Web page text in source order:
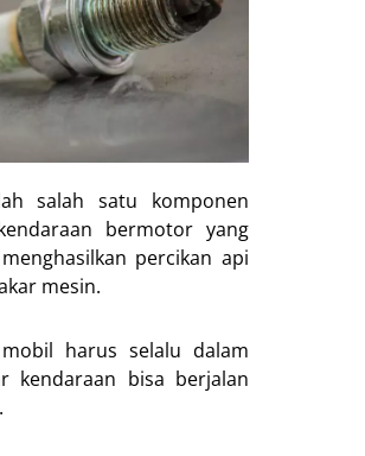
salah satu komponen
bermotor yang
percikan api
mesin.
harus selalu dalam
kendaraan bisa berjalan